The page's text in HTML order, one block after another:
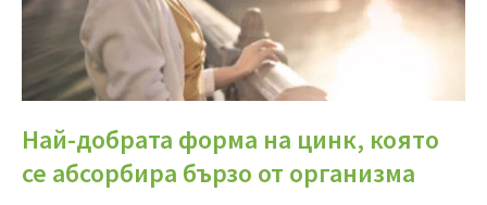
Най-добрата форма на цинк, която
се абсорбира бързо от организма